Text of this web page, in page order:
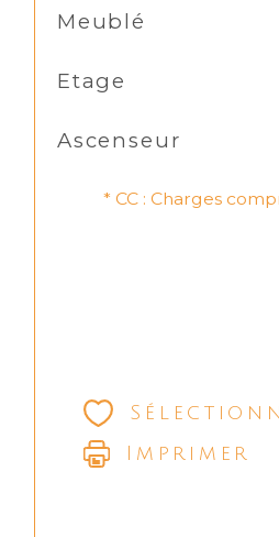
Meublé
Etage
Ascenseur
* CC : Charges
Imprimer